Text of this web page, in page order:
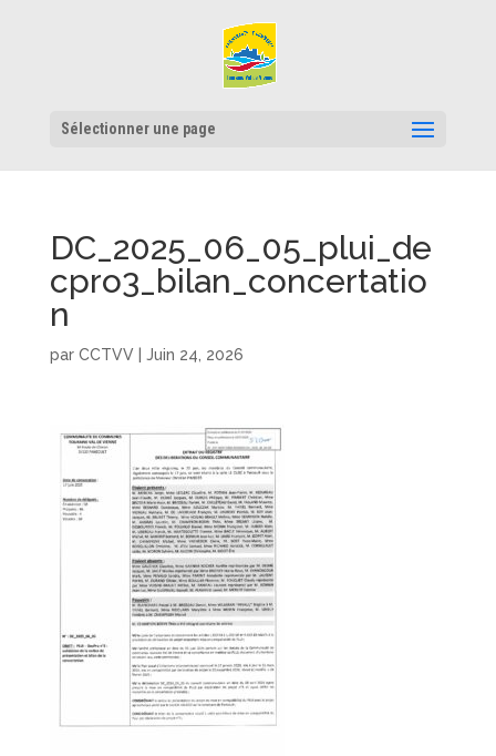
Sélectionner une page
DC_2025_06_05_plui_de
cpro3_bilan_concertatio
n
par CCTVV| Juin 24, 2026